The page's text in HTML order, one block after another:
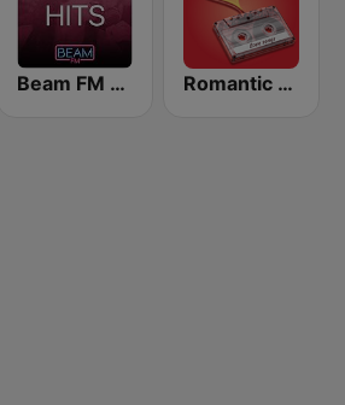
Beam FM - Adult Hits Romantic Vibes